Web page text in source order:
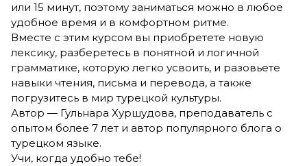
или 15 минут, поэтому заниматься можно в любое
удобное время и в комфортном ритме.
Вместе с этим курсом вы приобретете новую
лексику, разберетесь в понятной и логичной
грамматике, которую легко усвоить, и разовьете
навыки чтения, письма и перевода, а также
погрузитесь в мир турецкой культуры.
Автор — Гульнара Хуршудова, преподаватель с
опытом более 7 лет и автор популярного блога о
турецком языке.
Учи, когда удобно тебе!